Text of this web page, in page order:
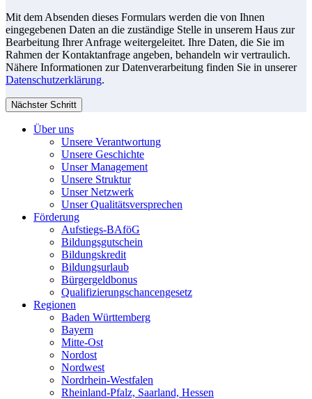
Mit dem Absenden dieses Formulars werden die von Ihnen
eingegebenen Daten an die zuständige Stelle in unserem Haus zur
Bearbeitung Ihrer Anfrage weitergeleitet. Ihre Daten, die Sie im
Rahmen der Kontaktanfrage angeben, behandeln wir vertraulich.
Nähere Informationen zur Datenverarbeitung finden Sie in unserer
Datenschutzerklärung.
Nächster Schritt
Über uns
Unsere Verantwortung
Unsere Geschichte
Unser Management
Unsere Struktur
Unser Netzwerk
Unser Qualitätsversprechen
Förderung
Aufstiegs-BAföG
Bildungsgutschein
Bildungskredit
Bildungsurlaub
Bürgergeldbonus
Qualifizierungschancengesetz
Regionen
Baden Württemberg
Bayern
Mitte-Ost
Nordost
Nordwest
Nordrhein-Westfalen
Rheinland-Pfalz, Saarland, Hessen